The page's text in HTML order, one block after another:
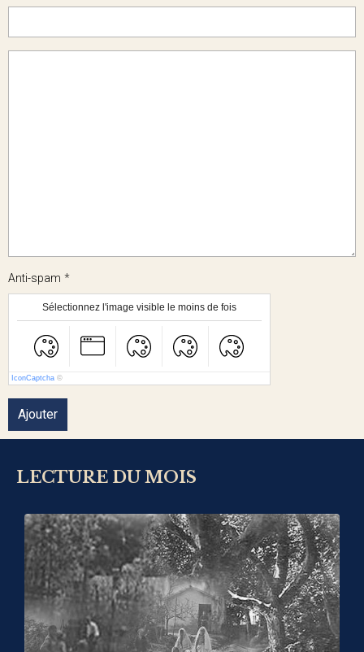
Anti-spam
Sélectionnez l'image visible le moins de fois
IconCaptcha ©
Ajouter
LECTURE DU MOIS